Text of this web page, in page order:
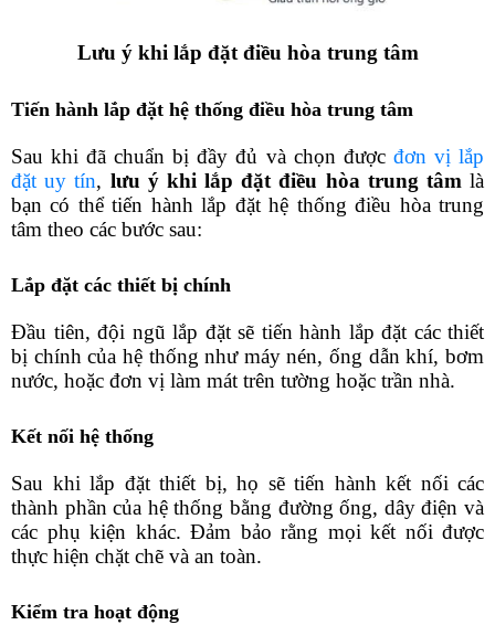
Lưu ý khi lắp đặt điều hòa trung tâm
Tiến hành lắp đặt hệ thống điều hòa trung tâm
Sau khi đã chuẩn bị đầy đủ và chọn được đơn vị lắp
đặt uy tín, lưu ý khi lắp đặt điều hòa trung tâm là
bạn có thể tiến hành lắp đặt hệ thống điều hòa trung
tâm theo các bước sau:
Lắp đặt các thiết bị chính
Đầu tiên, đội ngũ lắp đặt sẽ tiến hành lắp đặt các thiết
bị chính của hệ thống như máy nén, ống dẫn khí, bơm
nước, hoặc đơn vị làm mát trên tường hoặc trần nhà.
Kết nối hệ thống
Sau khi lắp đặt thiết bị, họ sẽ tiến hành kết nối các
thành phần của hệ thống bằng đường ống, dây điện và
các phụ kiện khác. Đảm bảo rằng mọi kết nối được
thực hiện chặt chẽ và an toàn.
Kiểm tra hoạt động